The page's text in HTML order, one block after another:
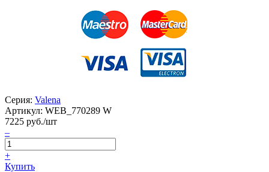
Серия: Valena
Артикул: WEB_770289 W
7225 руб./шт
–
+
Купить